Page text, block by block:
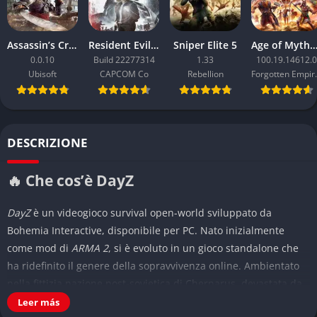
Assassin’s Creed Black Flag Resynced
0.0.10
Ubisoft
Resident Evil Requiem
Build 22277314
CAPCOM Co
Sniper Elite 5
1.33
Rebellion
Age of Mythology: Retold
100.19.14612.0
DESCRIZIONE
🔥 Che cos’è DayZ
DayZè un videogioco survival open-world sviluppato da
Bohemia Interactive, disponibile per PC. Nato inizialmente
come mod di ARMA 2, si è evoluto in un gioco standalone che
ha ridefinito il genere della sopravvivenza online. Ambientato
nella fittizia nazione post-sovietica di Chernarus, devastata da
un’epidemia zombie,
Leer más